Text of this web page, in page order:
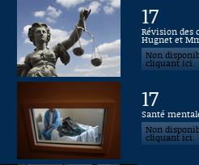
17
Révision des
Hugnet et
Non
cliquant ici.
17
Santé
Non
cliquant ici.